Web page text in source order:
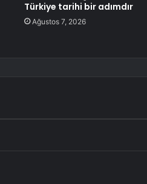
Türkiye tarihi bir adımdır
Ağustos 7, 2026